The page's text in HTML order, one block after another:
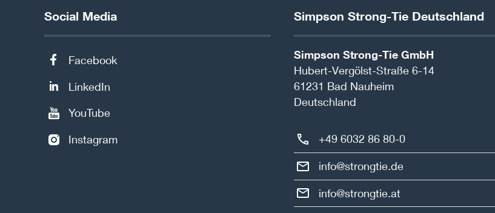
Simpson Strong-Tie Deutschland
Simpson Strong-Tie GmbH
Hubert-Vergölst-Straße 6-14
61231 Bad Nauheim
Deutschland
+49 6032 86 80-0
info@strongtie.de
info@strongtie.at
Social Media
Facebook
LinkedIn
YouTube
Instagram